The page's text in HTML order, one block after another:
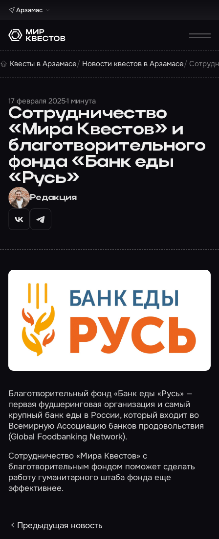
Арзамас
Квесты в Арзамасе Новости квестов в Арзамасе
17 февраля 20251 минута
Cотрудничество
«Мира Квестов» и
благотворительного
фонда «Банк еды
«Русь»
Редакция
Благотворительный фонд «Банк еды «Русь» —
первая фудшеринговая организация и самый
крупный банк еды в России, который входит во
Всемирную Ассоциацию банков продовольствия
(Global Foodbanking Network).
Cотрудничество «Мира Квестов» с
благотворительным фондом поможет сделать
работу гуманитарного штаба фонда еще
эффективнее.
Предыдущая новость